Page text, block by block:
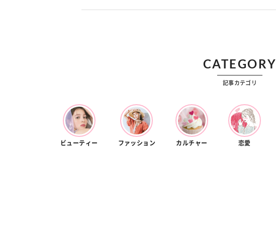
8月20日の運勢は？
CATEGORY
記事カテゴリ
ビューティー ファッション カルチャー 恋愛